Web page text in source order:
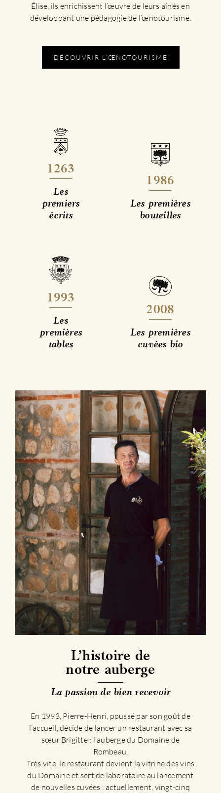
Élise, ils enrichissent l’œuvre de leurs aînés en
développant une pédagogie de l’œnotourisme.
DÉCOUVRIR L’ŒNOTOURISME
1263
Les
premiers
écrits
1986
Les premières
bouteilles
1993
Les
premières
tables
2008
Les premières
cuvées bio
L’histoire de
notre auberge
La passion de bien recevoir
En 1993, Pierre-Henri, poussé par son goût de
l’accueil, décide de lancer un restaurant avec sa
sœur Brigitte : l’auberge du Domaine de
Rombeau.
Très vite, le restaurant devient la vitrine des vins
du Domaine et sert de laboratoire au lancement
de nouvelles cuvées : actuellement, vingt-cinq